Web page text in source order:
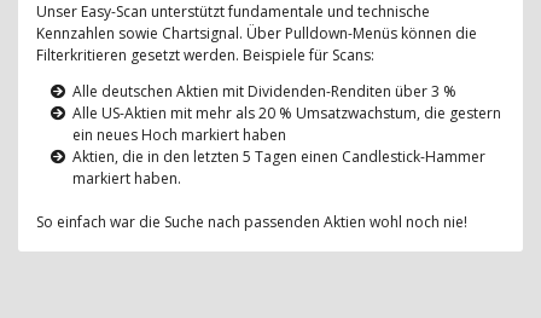
Unser Easy-Scan unterstützt fundamentale und technische
Kennzahlen sowie Chartsignal. Über Pulldown-Menüs können die
Filterkritieren gesetzt werden. Beispiele für Scans:
Alle deutschen Aktien mit Dividenden-Renditen über 3 %
Alle US-Aktien mit mehr als 20 % Umsatzwachstum, die gestern
ein neues Hoch markiert haben
Aktien, die in den letzten 5 Tagen einen Candlestick-Hammer
markiert haben.
So einfach war die Suche nach passenden Aktien wohl noch nie!